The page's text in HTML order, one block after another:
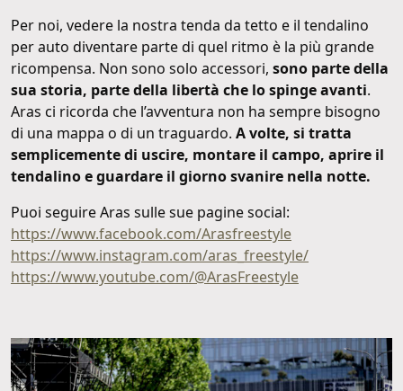
Per noi, vedere la nostra tenda da tetto e il tendalino
per auto diventare parte di quel ritmo è la più grande
ricompensa. Non sono solo accessori, sono parte della
sua storia, parte della libertà che lo spinge avanti.
Aras ci ricorda che l’avventura non ha sempre bisogno
di una mappa o di un traguardo. A volte, si tratta
semplicemente di uscire, montare il campo, aprire il
tendalino e guardare il giorno svanire nella notte.
Puoi seguire Aras sulle sue pagine social:
https://www.facebook.com/Arasfreestyle
https://www.instagram.com/aras_freestyle/
https://www.youtube.com/@ArasFreestyle